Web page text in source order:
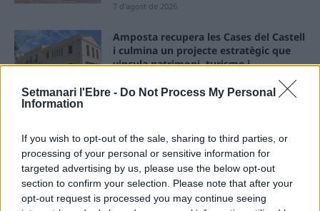
Setmanari l'Ebre - Do Not Process My Personal
Information
If you wish to opt-out of the sale, sharing to third parties, or
processing of your personal or sensitive information for
targeted advertising by us, please use the below opt-out
section to confirm your selection. Please note that after your
opt-out request is processed you may continue seeing
7 d'agost de 2026
Amposta recupera les Cases del Castell
i culmina un projecte estratègic que
vincula patrimoni, turisme i
6 d'agost de 2026
enguany amb més modistes i gairebé
40 peces a concurs
31 de juliol de 2026
“L’eclipsi serà una oportunitat també